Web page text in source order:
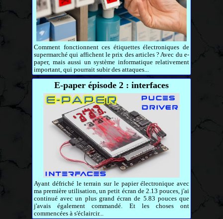
Comment fonctionnent ces étiquettes électroniques de
supermarché qui affichent le prix des articles ? Avec du e-
paper, mais aussi un système informatique relativement
important, qui pourrait subir des attaques...
E-paper épisode 2 : interfaces
Ayant défriché le terrain sur le papier électronique avec
ma première utilisation, un petit écran de 2.13 pouces, j'ai
continué avec un plus grand écran de 5.83 pouces que
j'avais également commandé. Et les choses ont
commencées à s'éclaircir...